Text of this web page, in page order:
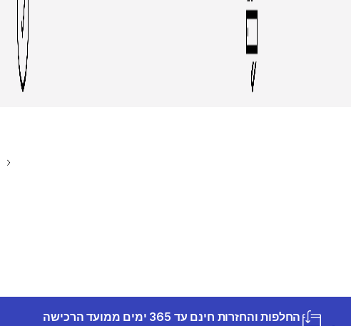
החלפות והחזרות חינם עד 365 ימים ממועד הרכישה